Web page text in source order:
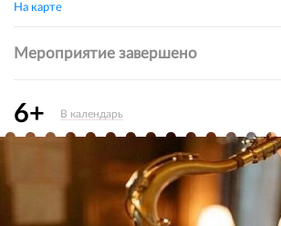
На карте
Мероприятие завершено
6+ В календарь